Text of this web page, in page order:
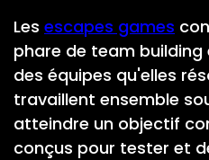
Les escapes games
phare de team building
des équipes qu'elles
travaillent ensemble
atteindre un objectif
conçus pour tester et